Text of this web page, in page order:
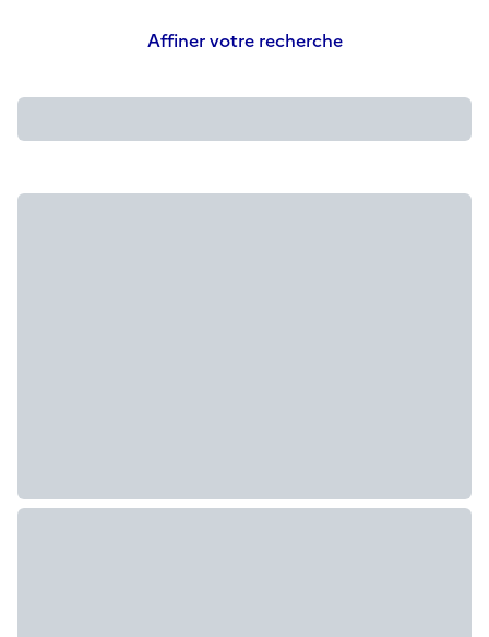
Affiner votre recherche